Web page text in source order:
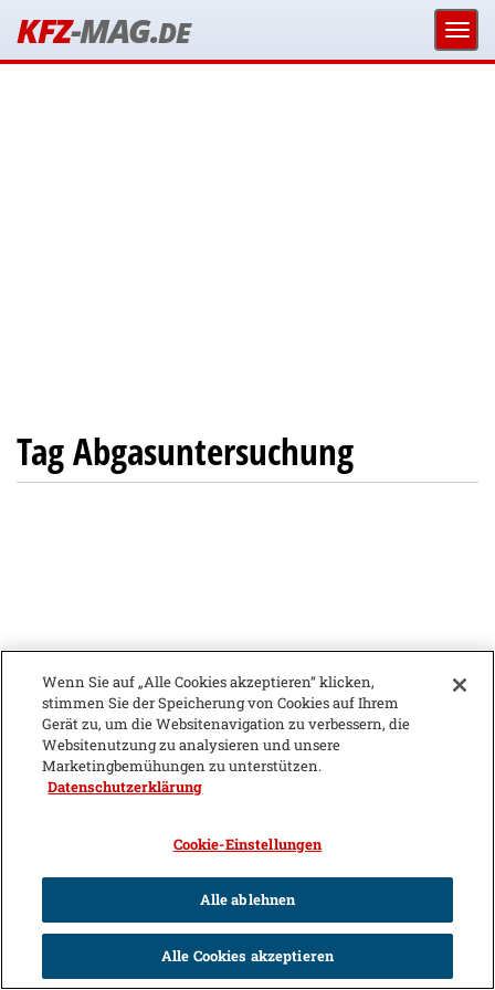
KFZ-MAG.DE
Tag Abgasuntersuchung
Wenn Sie auf „Alle Cookies akzeptieren“ klicken,
stimmen Sie der Speicherung von Cookies auf Ihrem
Gerät zu, um die Websitenavigation zu verbessern, die
Websitenutzung zu analysieren und unsere
Marketingbemühungen zu unterstützen.
Datenschutzerklärung
Cookie-Einstellungen
Alle ablehnen
Alle Cookies akzeptieren